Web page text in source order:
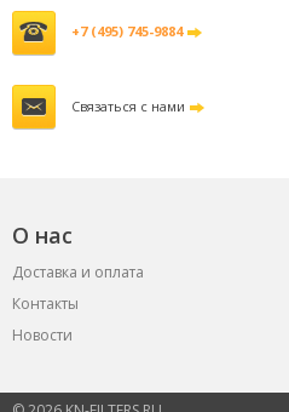
+7 (495) 745-9884
Связаться с нами
О нас
Доставка и оплата
Контакты
Новости